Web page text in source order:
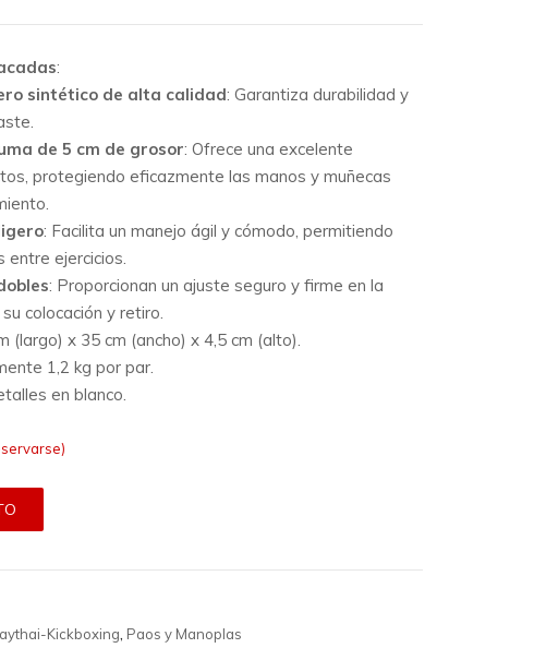
:
sintético de alta calidad: Garantiza durabilidad y
de 5 cm de grosor: Ofrece una excelente
protegiendo eficazmente las manos y muñecas
: Facilita un manejo ágil y cómodo, permitiendo
entre ejercicios.
: Proporcionan un ajuste seguro y firme en la
colocación y retiro.
(largo) x 35 cm (ancho) x 4,5 cm (alto).
1,2 kg por par.
en blanco.
Kickboxing Paos y Manoplas